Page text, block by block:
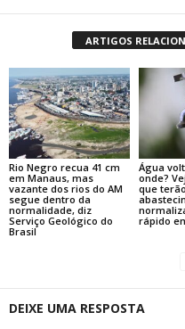
ARTIGOS
Rio Negro recua 41 cm
em Manaus, mas
vazante dos rios do AM
segue dentro da
normalidade, diz
Serviço Geológico do
Brasil
Água
onde?
que terão
rápido
DEIXE UMA RESPOSTA